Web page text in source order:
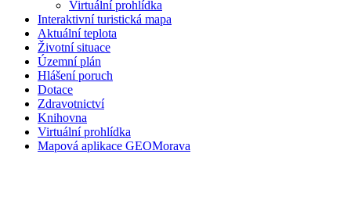
Virtuální prohlídka
Interaktivní turistická mapa
Aktuální teplota
Životní situace
Územní plán
Hlášení poruch
Dotace
Zdravotnictví
Knihovna
Virtuální prohlídka
Mapová aplikace GEOMorava